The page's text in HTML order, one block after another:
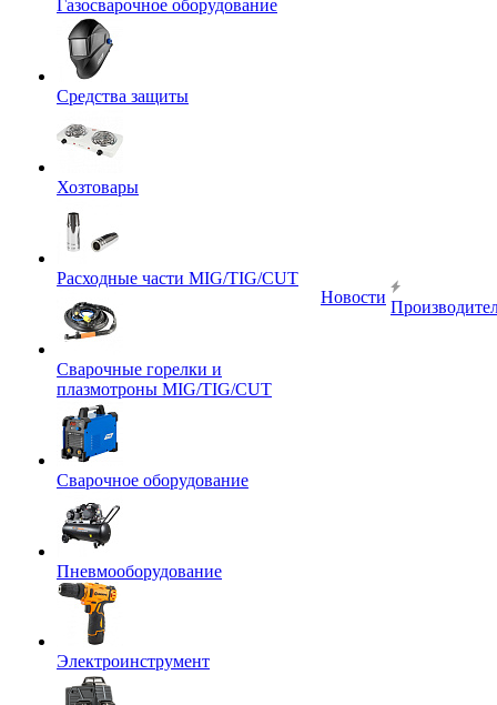
Газосварочное оборудование
Средства защиты
Хозтовары
Расходные части MIG/TIG/CUT
Сварочные горелки и
плазмотроны MIG/TIG/CUT
Сварочное оборудование
Пневмооборудование
Электроинструмент
Новости